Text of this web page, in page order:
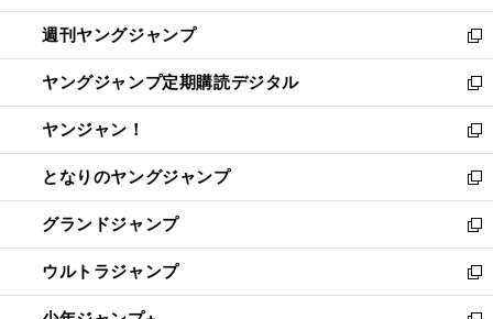
開
く
ウ
で
開
く
ン
ド
ウ
で
開
く
ウ
ィ
ン
ド
ウ
で
開
く
週刊ヤングジャンプ
新
し
い
ウ
ィ
ン
ド
ウ
で
開
く
ヤングジャンプ定期購読デジタル
新
し
い
ウ
ィ
ン
ド
ウ
で
開
ヤンジャン！
新
し
い
ウ
ィ
ン
ド
ウ
となりのヤングジャンプ
新
し
い
ウ
ィ
ン
グランドジャンプ
新
し
い
ウ
ウルトラジャンプ
新
し